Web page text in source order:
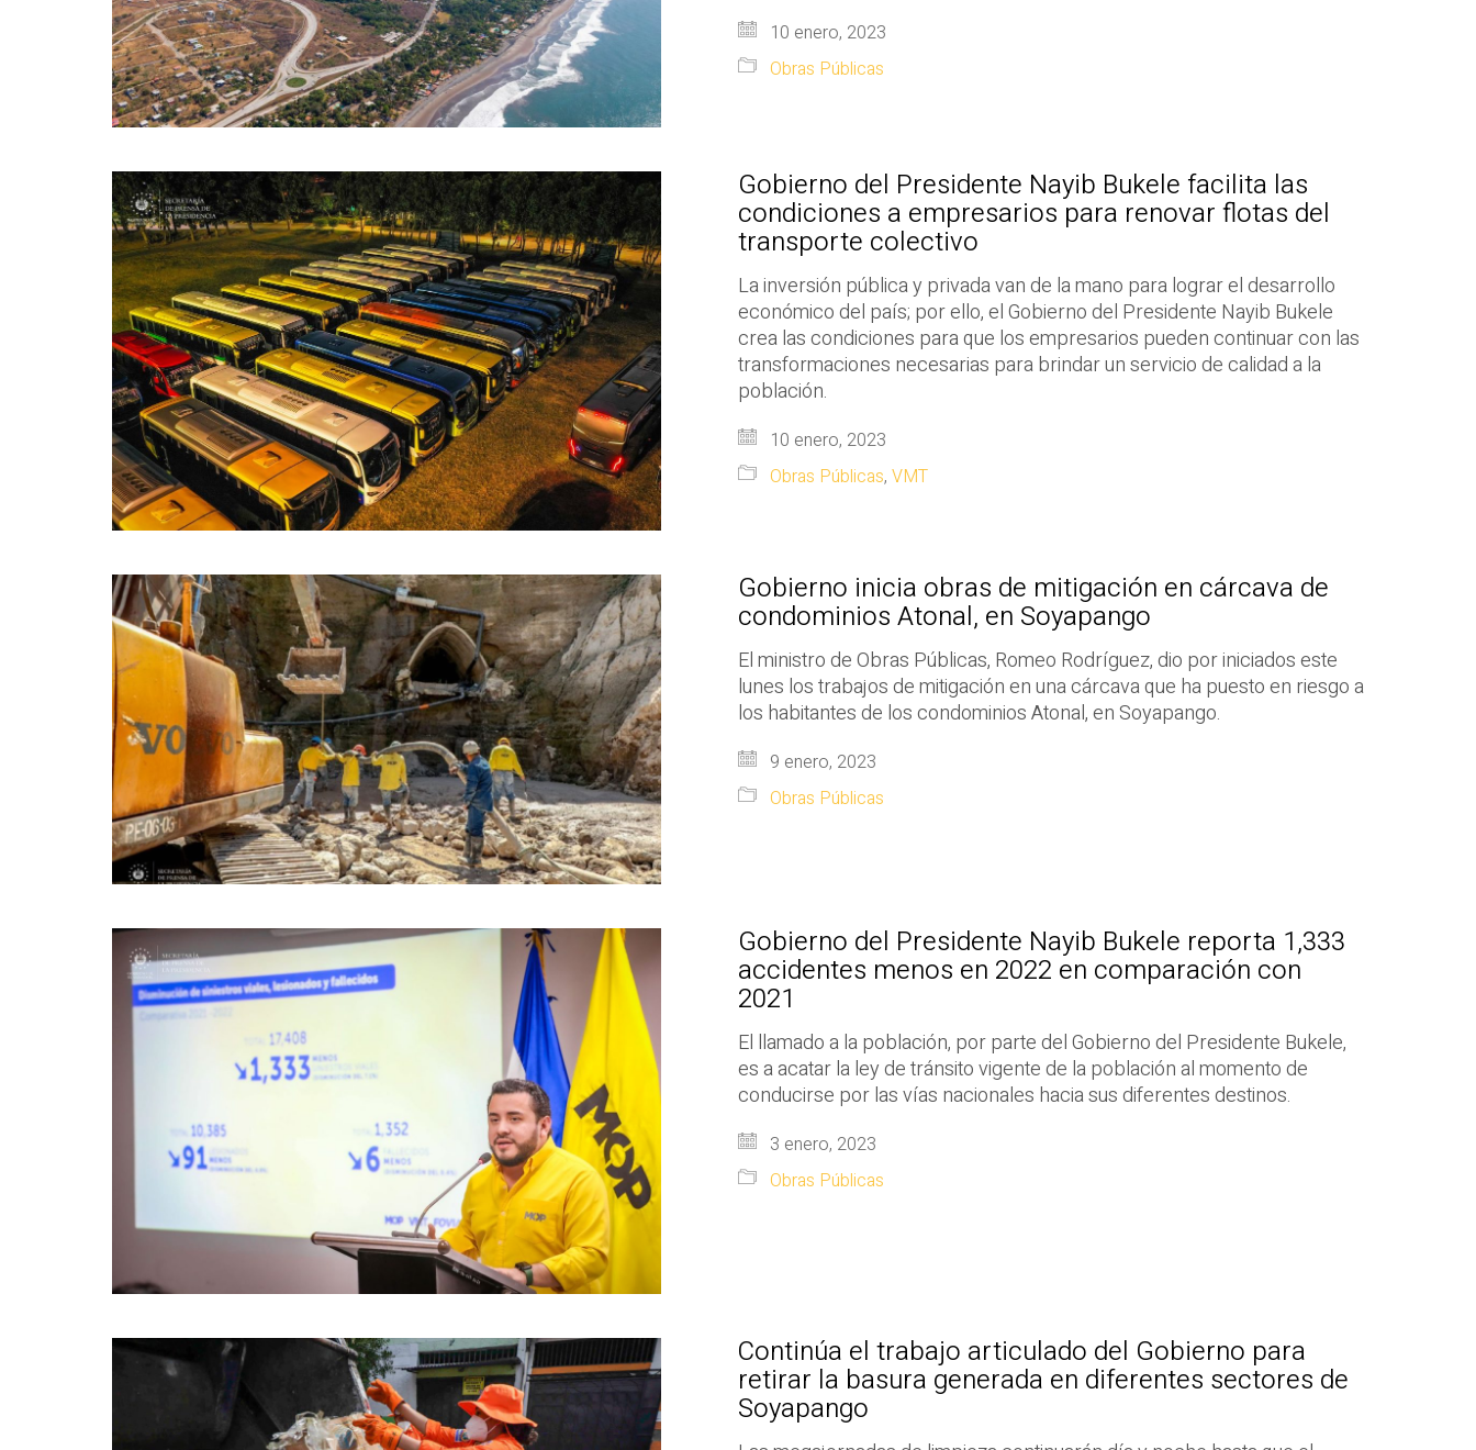
10 enero, 2023
Obras Públicas
Gobierno del Presidente Nayib Bukele facilita las
condiciones a empresarios para renovar flotas del
transporte colectivo
La inversión pública y privada van de la mano para lograr el desarrollo
económico del país; por ello, el Gobierno del Presidente Nayib Bukele
crea las condiciones para que los empresarios pueden continuar con las
transformaciones necesarias para brindar un servicio de calidad a la
población.
10 enero, 2023
Obras Públicas, VMT
Gobierno inicia obras de mitigación en cárcava de
condominios Atonal, en Soyapango
El ministro de Obras Públicas, Romeo Rodríguez, dio por iniciados este
lunes los trabajos de mitigación en una cárcava que ha puesto en riesgo a
los habitantes de los condominios Atonal, en Soyapango.
9 enero, 2023
Obras Públicas
Gobierno del Presidente Nayib Bukele reporta 1,333
accidentes menos en 2022 en comparación con
2021
El llamado a la población, por parte del Gobierno del Presidente Bukele,
es a acatar la ley de tránsito vigente de la población al momento de
conducirse por las vías nacionales hacia sus diferentes destinos.
3 enero, 2023
Obras Públicas
Continúa el trabajo articulado del Gobierno para
retirar la basura generada en diferentes sectores de
Soyapango